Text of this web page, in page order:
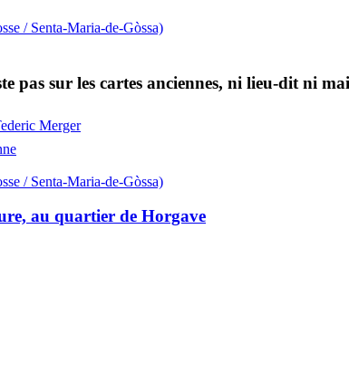
/ Senta-Maria-de-Gòssa)
pas sur les cartes anciennes, ni lieu-dit ni
Merger
/ Senta-Maria-de-Gòssa)
au quartier de Horgave